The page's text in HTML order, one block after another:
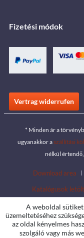
Fizetési módok
Vertrag widerrufen
* Minden ár a
ugyanakkor aszállítási
nélkül
Download area
Katalógusok
A weboldal
üzemeltetéséhez
az oldal kényelmes
szolgáló vagy más